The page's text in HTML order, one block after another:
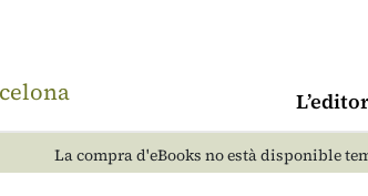
La compra d'eBooks no està disponible